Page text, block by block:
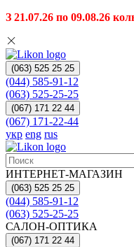
З 21.07.26 по 09.08.26
(063) 525 25 25
(044) 585-91-12
(063) 525-25-25
(067) 171 22 44
(067) 171-22-44
укр eng rus
ИНТЕРНЕТ-МАГАЗИН
(063) 525 25 25
(044) 585-91-12
(063) 525-25-25
САЛОН-ОПТИКА
(067) 171 22 44